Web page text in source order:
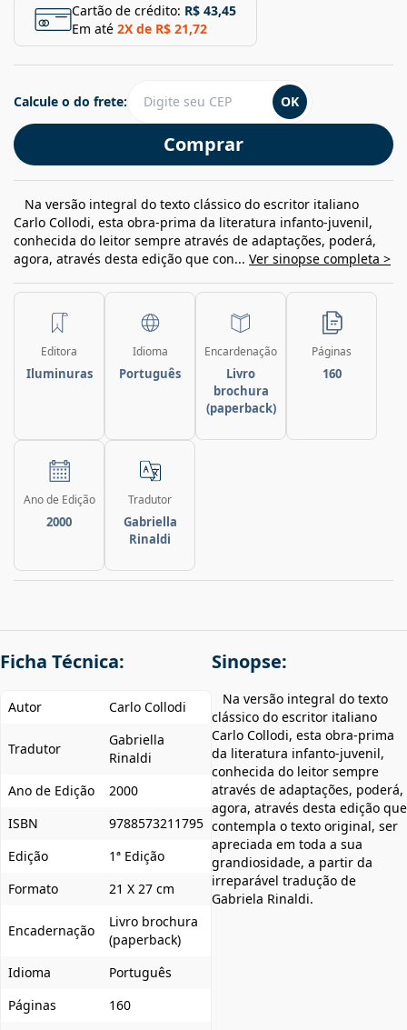
Cartão de crédito: R$ 43,45
Em até 2X de R$ 21,72
Comprar
Calcule o do frete: OK
Na versão integral do texto clássico do escritor italiano
Carlo Collodi, esta obra-prima da literatura infanto-juvenil,
conhecida do leitor sempre através de adaptações, poderá,
agora, através desta edição que con... Ver sinopse completa >
Editora
Iluminuras
Idioma
Português
Encardenação
Livro
brochura
(paperback)
Páginas
160
Ano de Edição
2000
Tradutor
Gabriella
Rinaldi
Ficha Técnica:
Autor Carlo Collodi
Tradutor
Gabriella
Rinaldi
Ano de Edição
2000
ISBN
9788573211795
Edição
1ª Edição
Formato
21 X 27 cm
Encadernação
Livro brochura
(paperback)
Idioma
Português
Páginas
160
Sinopse:
Na versão integral do texto
clássico do escritor italiano
Carlo Collodi, esta obra-prima
da literatura infanto-juvenil,
conhecida do leitor sempre
através de adaptações, poderá,
agora, através desta edição que
contempla o texto original, ser
apreciada em toda a sua
grandiosidade, a partir da
irreparável tradução de
Gabriela Rinaldi.